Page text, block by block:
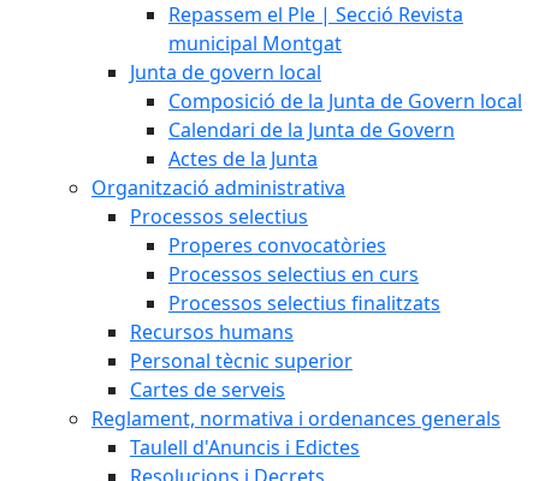
Repassem el Ple | Secció Revista
municipal Montgat
Junta de govern local
Composició de la Junta de Govern local
Calendari de la Junta de Govern
Actes de la Junta
Organització administrativa
Processos selectius
Properes convocatòries
Processos selectius en curs
Processos selectius finalitzats
Recursos humans
Personal tècnic superior
Cartes de serveis
Reglament, normativa i ordenances generals
Taulell d'Anuncis i Edictes